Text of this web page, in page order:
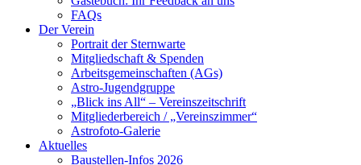
FAQs
Der Verein
Portrait der Sternwarte
Mitgliedschaft & Spenden
Arbeitsgemeinschaften (AGs)
Astro-Jugendgruppe
„Blick ins All“ – Vereinszeitschrift
Mitgliederbereich / „Vereinszimmer“
Astrofoto-Galerie
Aktuelles
Baustellen-Infos 2026